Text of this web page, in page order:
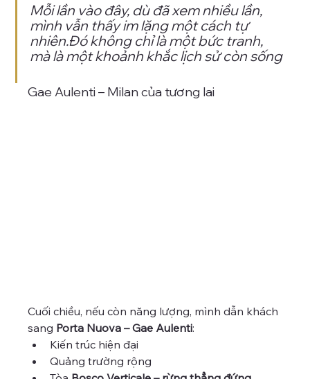
Mỗi lần vào đây, dù đã xem nhiều lần,
mình vẫn thấy im lặng một cách tự
nhiên.Đó không chỉ là một bức tranh,
mà là một khoảnh khắc lịch sử còn sống
Gae Aulenti – Milan của tương lai
Cuối chiều, nếu còn năng lượng, mình dẫn khách
sang Porta Nuova – Gae Aulenti:
Kiến trúc hiện đại
Quảng trường rộng